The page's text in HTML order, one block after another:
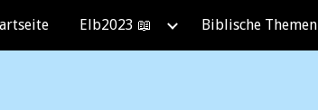
Skip to navigation
Elb2023 📖 Biblische Themen